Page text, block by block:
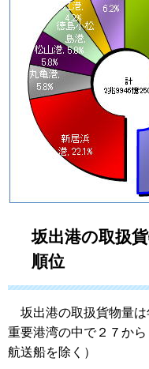
坂出港の取扱
順位
坂出港の取扱貨物量は
重要港湾の中で２７か
航送船を除く）